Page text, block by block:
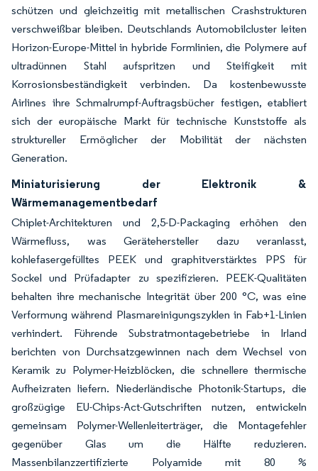
schützen und gleichzeitig mit metallischen Crashstrukturen
verschweißbar bleiben. Deutschlands Automobilcluster leiten
Horizon-Europe-Mittel in hybride Formlinien, die Polymere auf
ultradünnen Stahl aufspritzen und Steifigkeit mit
Korrosionsbeständigkeit verbinden. Da kostenbewusste
Airlines ihre Schmalrumpf-Auftragsbücher festigen, etabliert
sich der europäische Markt für technische Kunststoffe als
struktureller Ermöglicher der Mobilität der nächsten
Generation.
Miniaturisierung der Elektronik &
Wärmemanagementbedarf
Chiplet-Architekturen und 2,5-D-Packaging erhöhen den
Wärmefluss, was Gerätehersteller dazu veranlasst,
kohlefasergefülltes PEEK und graphitverstärktes PPS für
Sockel und Prüfadapter zu spezifizieren. PEEK-Qualitäten
behalten ihre mechanische Integrität über 200 °C, was eine
Verformung während Plasmareinigungszyklen in Fab+1-Linien
verhindert. Führende Substratmontagebetriebe in Irland
berichten von Durchsatzgewinnen nach dem Wechsel von
Keramik zu Polymer-Heizblöcken, die schnellere thermische
Aufheizraten liefern. Niederländische Photonik-Startups, die
großzügige EU-Chips-Act-Gutschriften nutzen, entwickeln
gemeinsam Polymer-Wellenleiterträger, die Montagefehler
gegenüber Glas um die Hälfte reduzieren.
Massenbilanzzertifizierte Polyamide mit 80 %